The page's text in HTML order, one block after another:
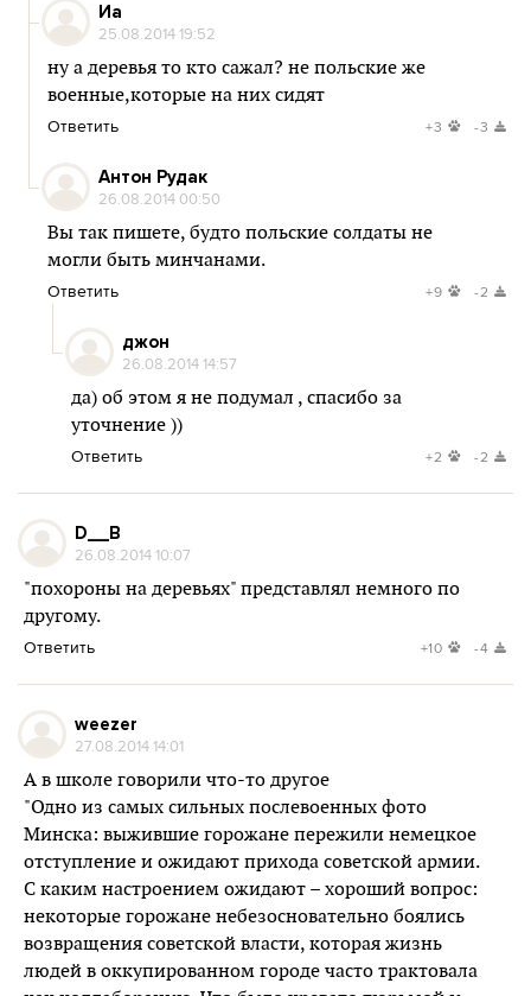
Иа
25.08.2014 19:52
ну а деревья то кто сажал? не польские же
военные,которые на них сидят
Ответить +3 -3
Антон Рудак
26.08.2014 00:50
Вы так пишете, будто польские солдаты не
могли быть минчанами.
Ответить +9 -2
джон
26.08.2014 14:57
да) об этом я не подумал , спасибо за
уточнение ))
Ответить +2 -2
D__B
26.08.2014 10:07
"похороны на деревьях" представлял немного по
другому.
Ответить +10 -4
weezer
27.08.2014 14:01
А в школе говорили что-то другое
"Одно из самых сильных послевоенных фото
Минска: выжившие горожане пережили немецкое
отступление и ожидают прихода советской армии.
С каким настроением ожидают – хороший вопрос:
некоторые горожане небезосновательно боялись
возвращения советской власти, которая жизнь
людей в оккупированном городе часто трактовала